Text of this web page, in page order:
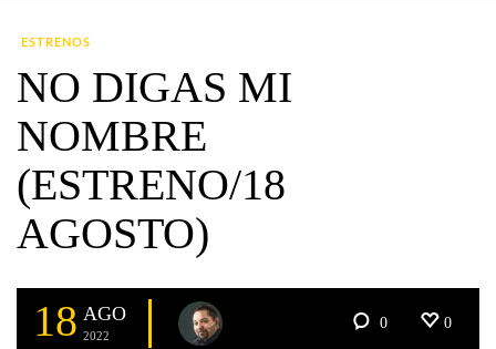
ESTRENOS
NO DIGAS MI
NOMBRE
(ESTRENO/18
AGOSTO)
18 AGO
2022
0 0